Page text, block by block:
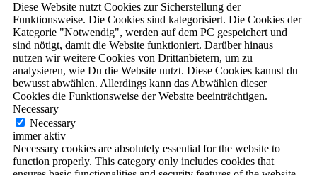
Diese Website nutzt Cookies zur Sicherstellung der
Funktionsweise. Die Cookies sind kategorisiert. Die Cookies der
Kategorie "Notwendig", werden auf dem PC gespeichert und
sind nötigt, damit die Website funktioniert. Darüber hinaus
nutzen wir weitere Cookies von Drittanbietern, um zu
analysieren, wie Du die Website nutzt. Diese Cookies kannst du
bewusst abwählen. Allerdings kann das Abwählen dieser
Cookies die Funktionsweise der Website beeinträchtigen.
Necessary
Necessary
immer aktiv
Necessary cookies are absolutely essential for the website to
function properly. This category only includes cookies that